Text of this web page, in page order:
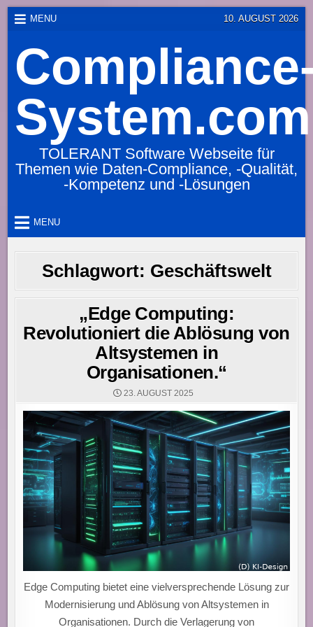
Skip
content
MENU 10. AUGUST 2026
System.com
TOLERANT Software Webseite für
Themen wie Daten-Compliance, -Qualität,
-Kompetenz und -Lösungen
MENU
Schlagwort: Geschäftswelt
„Edge Computing:
Revolutioniert die Ablösung von
Altsystemen in
Organisationen.“
23. AUGUST 2025
Edge Computing bietet eine vielversprechende Lösung zur
Modernisierung und Ablösung von Altsystemen in
Organisationen. Durch die Verlagerung von